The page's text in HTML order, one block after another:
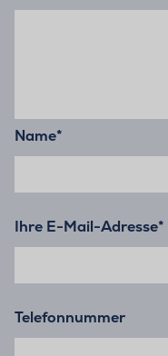
Name*
Ihre E-Mail-Adresse*
Telefonnummer